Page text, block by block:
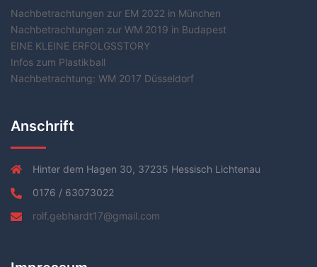
Nachbetrachtungen zur EM 2022 in München
Nachbetrachtungen zur WM 2019 in Budapest
EINE KLEINE ERFOLGSSTORY
Infos zum Plastikball
Nachbetrachtung: WM 2017 Düsseldorf
Anschrift
Hinter dem Hagen 30, 37235 Hessisch Lichtenau
0176 / 63073022
rolf.gebhardt17@gmail.com